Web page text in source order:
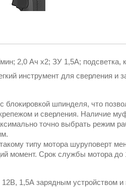
2,0 Ач х2; ЗУ 1,5А; подсветка,
инструмент для сверления и
шпинделя, что
и сверления. Наличие
точно выбрать режим
типу мотора шуруповерт
момент. Cрок службы мотора до
1,5А зарядным устройством и